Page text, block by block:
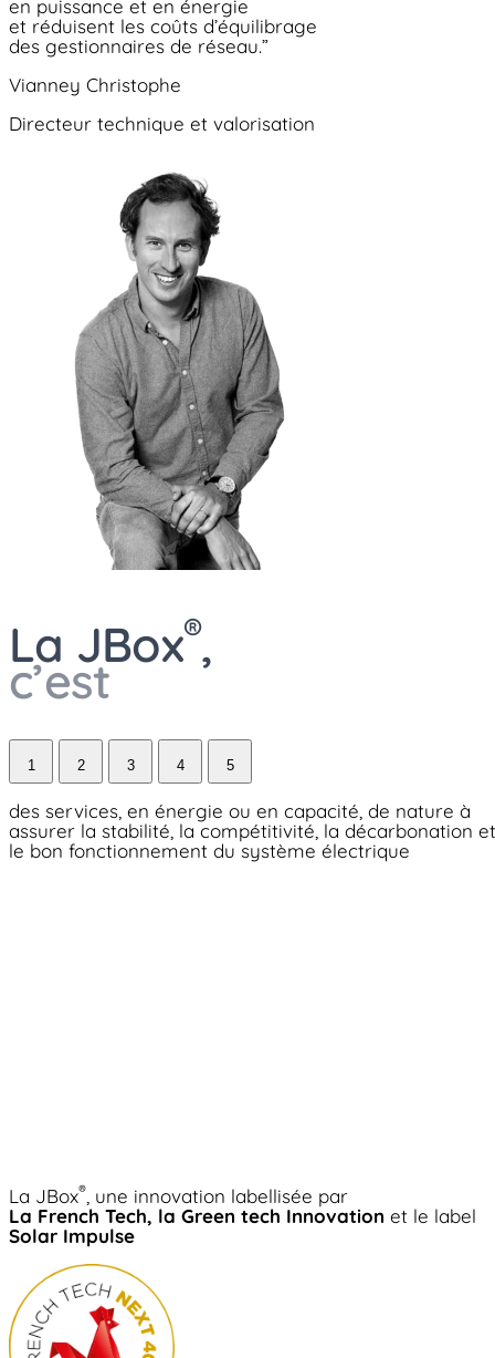
en puissance et en énergie
et réduisent les coûts d’équilibrage
des gestionnaires de réseau.”
Vianney Christophe
Directeur technique et valorisation
La JBox®,
c’est
1 2 3 4 5
des services, en énergie ou en capacité, de nature à
assurer la stabilité, la compétitivité, la décarbonation et
le bon fonctionnement du système électrique
La JBox® , une innovation labellisée par
La French Tech, la Green tech Innovation et le label
Solar Impulse